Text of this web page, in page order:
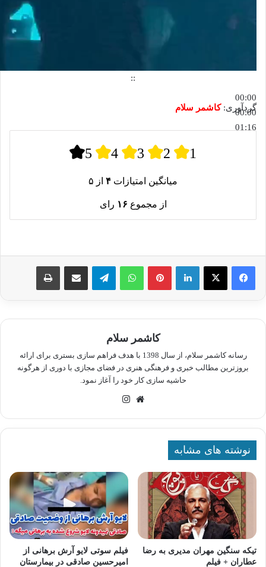
00:00
00:00
01:16
::
گردآوری:کاشمر سلام
5 4 3 2 1
میانگین امتیازات ۴ از ۵
از مجموع ۱۶ رای
لینکدین پینترستواتس آپ تلگرام اشتراک گذاری از طریق ایمیل چاپ
کاشمر سلام
رسانه کاشمر سلام، از سال 1398 با هدف فراهم سازی بستری برای ارائه
بروزترین مطالب خبری و فرهنگی هنری در فضای مجازی با دوری از هرگونه
حاشیه سازی کار خود را آغاز نمود.
وبسایت
نوشته های مشابه
تیکه سنگین مهران مدیری به رضا
عطاران + فیلم
فیلم سوتی لایو آرش برهانی از
امیرحسین صادقی در بیمارستان